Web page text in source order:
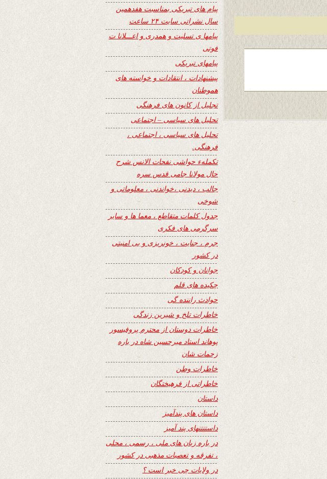
پیام های تبریکی بمناسبت هفدهمین
سال نشراتی سایت ۲۴ ساعت
پیامها ی تسلیت و همدری و اعـــلانا ت
فوتی
پیامهای تبریکی
پیشنهادات ، انتقادات و خواسته های
هموطنان
تجلیل از کانون های فرهنگی
تحلیل های سیاسی – اجتماعی
تحلیل های سیاسی ، اجتماعی ،
فرهنگی.
تکملهء حواشی نفحات الانس شرح
حال مولانا جامی قدس سره
جالب ، دیدنی ،خواندنی ، معلوماتی و
شوخی
جدول کلمات متقاطع ، معما ها و سایر
سرگرمی های فکری
جرم ، جنایت ، خونریزی و بی امنیتی
در کشور
جوانان و کودکان
چکیده های قلم
حوادث راننده گی
خاطرات تلخ و شیرین زندگی
خاطرات دوستان از محترم پروفیسور
پوهاند استاد میرحسین شاه در باره
زحمات شان
خاطرات وطن
خاطراتی از فرهیختگان
داستان
داستان های پندآمیز
داستنتنهای پند آمیز
در باره زبان های ملی ، رسمی ، محلی
، تفرقه و تعصبات مذهبی در کشور
در ولایات چی خبر است ؟